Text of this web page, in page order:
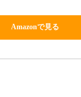
Amazonで見る